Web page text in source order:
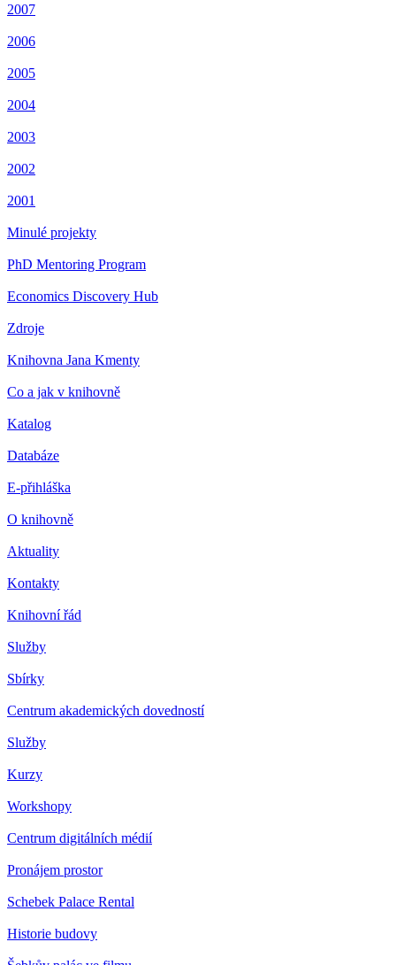
2007
2006
2005
2004
2003
2002
2001
Minulé projekty
PhD Mentoring Program
Economics Discovery Hub
Zdroje
Knihovna Jana Kmenty
Co a jak v knihovně
Katalog
Databáze
E-přihláška
O knihovně
Aktuality
Kontakty
Knihovní řád
Služby
Sbírky
Centrum akademických dovedností
Služby
Kurzy
Workshopy
Centrum digitálních médií
Pronájem prostor
Schebek Palace Rental
Historie budovy